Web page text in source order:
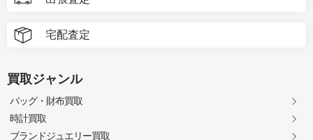
宅配査定
買取ジャンル
バッグ・財布買取
時計買取
ブランドジュエリー買取